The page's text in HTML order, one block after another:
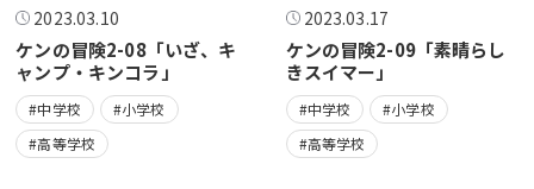
2023.03.10
ケンの冒険2-08「いざ、キ
ャンプ・キンコラ」
#中学校
#小学校
#高等学校
2023.03.17
ケンの冒険2-09「素晴らし
きスイマー」
#中学校
#小学校
#高等学校